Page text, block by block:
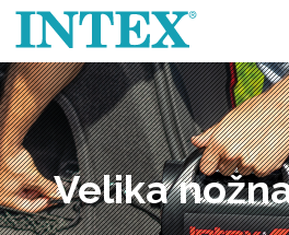
Velika